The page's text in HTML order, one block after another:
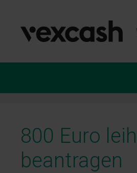
springen
800 Euro
beantragen